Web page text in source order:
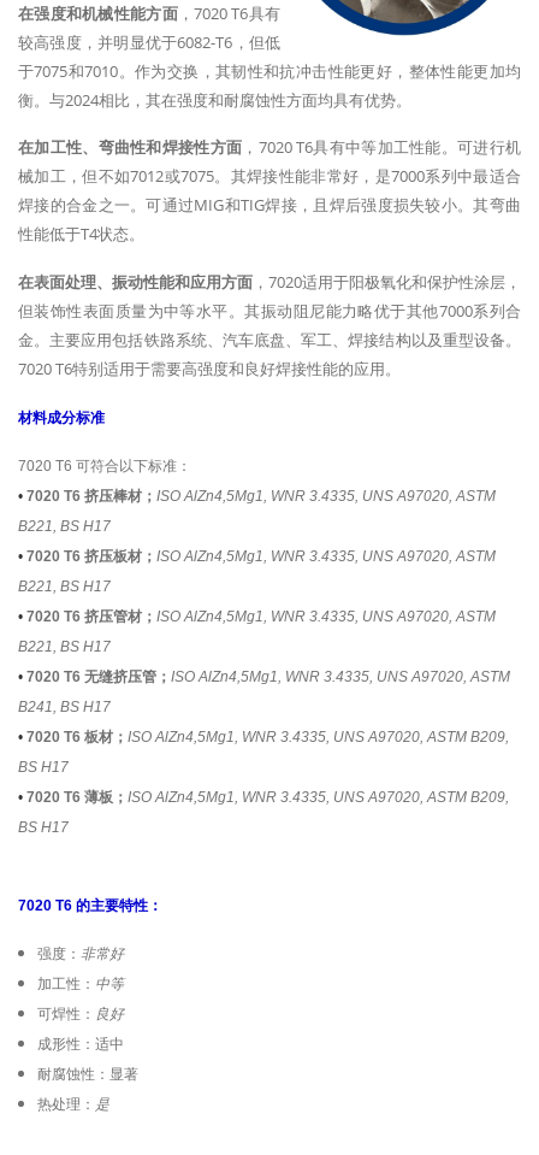
在强度和机械性能方面，7020 T6具有
较高强度，并明显优于6082-T6，但低
于7075和7010。作为交换，其韧性和抗冲击性能更好，整体性能更加均
衡。与2024相比，其在强度和耐腐蚀性方面均具有优势。
在加工性、弯曲性和焊接性方面 ，7020 T6具有中等加工性能。可进行机
械加工，但不如7012或7075。其焊接性能非常好，是7000系列中最适合
焊接的合金之一。可通过MIG和TIG焊接，且焊后强度损失较小。其弯曲
性能低于T4状态。
在表面处理、振动性能和应用方面 ，7020适用于阳极氧化和保护性涂层，
但装饰性表面质量为中等水平。其振动阻尼能力略优于其他7000系列合
金。主要应用包括铁路系统、汽车底盘、军工、焊接结构以及重型设备。
7020 T6特别适用于需要高强度和良好焊接性能的应用。
材料成分标准
7020 T6 可符合以下标准：
• 7020 T6 挤压棒材； ISO AlZn4,5Mg1, WNR 3.4335, UNS A97020, ASTM
B221, BS H17
• 7020 T6 挤压板材； ISO AlZn4,5Mg1, WNR 3.4335, UNS A97020, ASTM
B221, BS H17
• 7020 T6 挤压管材； ISO AlZn4,5Mg1, WNR 3.4335, UNS A97020, ASTM
B221, BS H17
• 7020 T6 无缝挤压管； ISO AlZn4,5Mg1, WNR 3.4335, UNS A97020, ASTM
B241, BS H17
• 7020 T6 板材； ISO AlZn4,5Mg1, WNR 3.4335, UNS A97020, ASTM B209,
BS H17
• 7020 T6 薄板； ISO AlZn4,5Mg1, WNR 3.4335, UNS A97020, ASTM B209,
BS H17
7020 T6 的主要特性：
强度： 非常好
加工性： 中等
可焊性： 良好
成形性：适中
耐腐蚀性：显著
热处理： 是